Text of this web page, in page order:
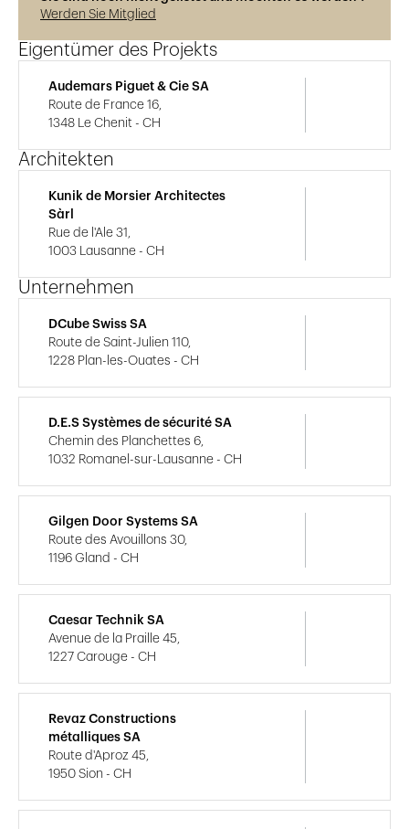
Werden Sie Mitglied
Eigentümer des Projekts
Audemars Piguet & Cie SA
Route de France 16,
1348 Le Chenit - CH
Architekten
Kunik de Morsier Architectes
Sàrl
Rue de l'Ale 31,
1003 Lausanne - CH
Unternehmen
DCube Swiss SA
Route de Saint-Julien 110,
1228 Plan-les-Ouates - CH
D.E.S Systèmes de sécurité SA
Chemin des Planchettes 6,
1032 Romanel-sur-Lausanne - CH
Gilgen Door Systems SA
Route des Avouillons 30,
1196 Gland - CH
Caesar Technik SA
Avenue de la Praille 45,
1227 Carouge - CH
Revaz Constructions
métalliques SA
Route d'Aproz 45,
1950 Sion - CH